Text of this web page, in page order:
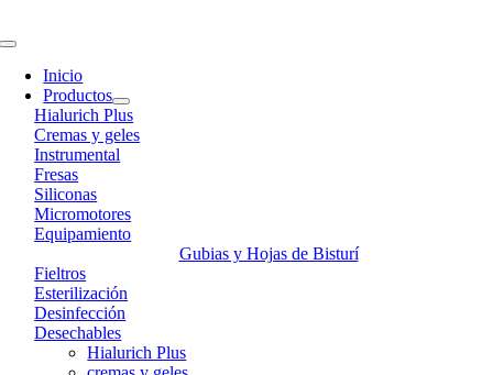
to
Toggle
Navigation
Inicio
Productos
Hialurich Plus
Cremas y geles
Instrumental
Fresas
Siliconas
Micromotores
Equipamiento
Gubias y Hojas de Bisturí
Fieltros
Esterilización
Desinfección
Desechables
Hialurich Plus